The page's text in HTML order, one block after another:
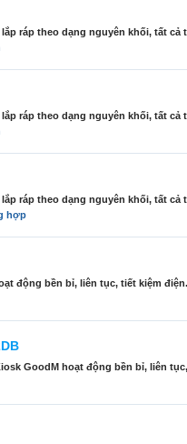
ráp theo dạng nguyên khối, tất
ráp theo dạng nguyên khối, tất
ráp theo dạng nguyên khối, tất
hợp
động bền bỉ, liên tục, tiết kiệm
GoodM hoạt động bền bỉ, liên